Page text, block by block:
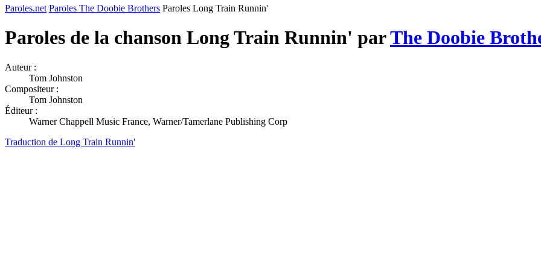
Paroles.net Paroles The Doobie Brothers Paroles Long Train Runnin'
Paroles de la chanson Long Train Runnin' parThe Doobie
Auteur :
Tom Johnston
Compositeur :
Tom Johnston
Éditeur :
Warner Chappell Music France, Warner/Tamerlane Publishing Corp
Traduction de Long Train Runnin'